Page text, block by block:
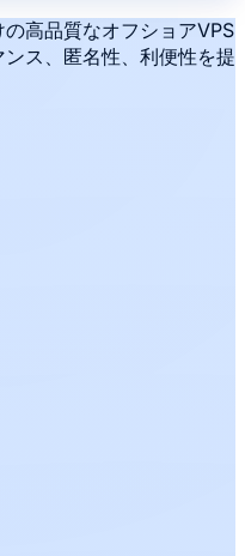
高品質なオフショアVPS
ス、匿名性、利便性を提